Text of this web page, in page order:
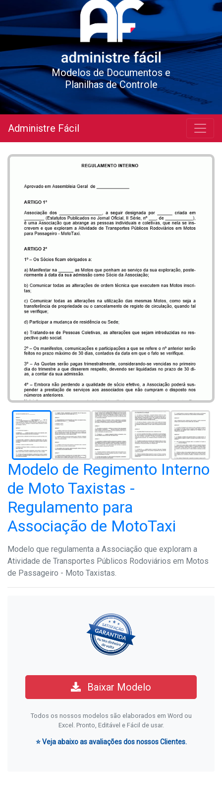
Modelos de Documentos e
Planilhas de Controle
Administre Fácil
Modelo de Regimento Interno
de Moto Taxistas -
Regulamento para
Associação de MotoTaxi
Modelo que regulamenta a Associação que exploram a
Atividade de Transportes Públicos Rodoviários em Motos
de Passageiro - Moto Taxistas.
Baixar Modelo
Todos os nossos modelos são elaborados em Word ou
Excel. Pronto, Editável e Fácil de usar.
⭐ Veja abaixo as avaliações dos nossos Clientes.